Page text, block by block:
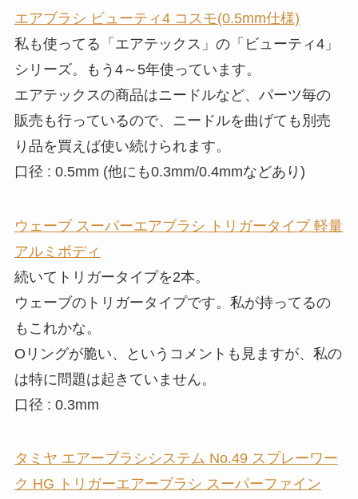
エアブラシ ビューティ4 コスモ(0.5mm仕様)
私も使ってる「エアテックス」の「ビューティ4」
シリーズ。もう4～5年使っています。
エアテックスの商品はニードルなど、パーツ毎の
販売も行っているので、ニードルを曲げても別売
り品を買えば使い続けられます。
口径 : 0.5mm (他にも0.3mm/0.4mmなどあり)
ウェーブ スーパーエアブラシ トリガータイプ 軽量
アルミボディ
続いてトリガータイプを2本。
ウェーブのトリガータイプです。私が持ってるの
もこれかな。
Oリングが脆い、というコメントも見ますが、私の
は特に問題は起きていません。
口径 : 0.3mm
タミヤ エアーブラシシステム No.49 スプレーワー
ク HG トリガーエアーブラシ スーパーファイン